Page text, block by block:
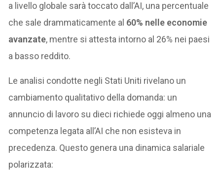
a livello globale sarà toccato dall’AI, una percentuale
che sale drammaticamente al 60% nelle economie
avanzate, mentre si attesta intorno al 26% nei paesi
a basso reddito.
Le analisi condotte negli Stati Uniti rivelano un
cambiamento qualitativo della domanda: un
annuncio di lavoro su dieci richiede oggi almeno una
competenza legata all’AI che non esisteva in
precedenza. Questo genera una dinamica salariale
polarizzata: